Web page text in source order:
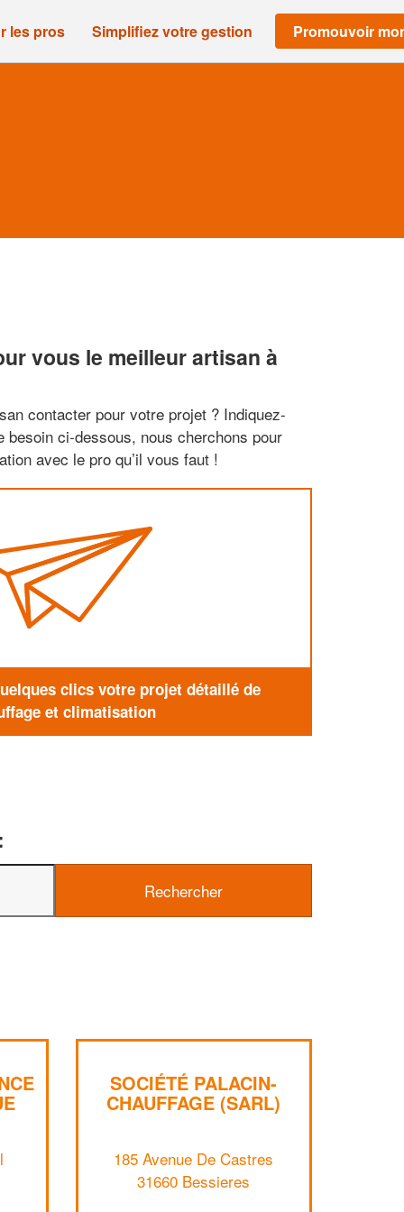
les pros Simplifiez votre gestion Promouvoir
vous le meilleur artisan à
contacter pour votre projet ? Indiquez-
besoin ci-dessous, nous cherchons pour
avec le pro qu’il vous faut !
clics votre projet détaillé de
et climatisation
SOCIÉTÉ PALACIN-
CHAUFFAGE (SARL)
185 Avenue De Castres
31660 Bessieres
Vous êtes un
professionnel ?
vosmargestout en gagnant de
nouveaux clients